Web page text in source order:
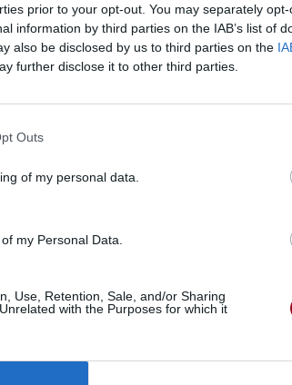
prior to your opt-out. You may separately
information by third parties on the IAB’s list of
also be disclosed by us to third parties on the
further disclose it to other third parties.
Outs
of my personal data.
my Personal Data.
Use, Retention, Sale, and/or Sharing
with the Purposes for which it